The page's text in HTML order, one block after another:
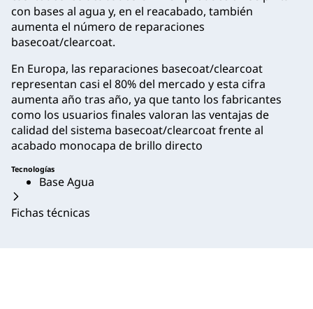
con bases al agua y, en el reacabado, también
aumenta el número de reparaciones
basecoat/clearcoat.
En Europa, las reparaciones basecoat/clearcoat
representan casi el 80% del mercado y esta cifra
aumenta año tras año, ya que tanto los fabricantes
como los usuarios finales valoran las ventajas de
calidad del sistema basecoat/clearcoat frente al
acabado monocapa de brillo directo
Tecnologías
Base Agua
Fichas técnicas